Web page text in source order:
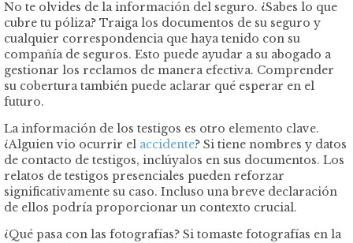
No te olvides de la información del seguro. ¿Sabes lo que
cubre tu póliza? Traiga los documentos de su seguro y
cualquier correspondencia que haya tenido con su
compañía de seguros. Esto puede ayudar a su abogado a
gestionar los reclamos de manera efectiva. Comprender
su cobertura también puede aclarar qué esperar en el
futuro.
La información de los testigos es otro elemento clave.
¿Alguien vio ocurrir el accidente? Si tiene nombres y datos
de contacto de testigos, inclúyalos en sus documentos. Los
relatos de testigos presenciales pueden reforzar
significativamente su caso. Incluso una breve declaración
de ellos podría proporcionar un contexto crucial.
¿Qué pasa con las fotografías? Si tomaste fotografías en la